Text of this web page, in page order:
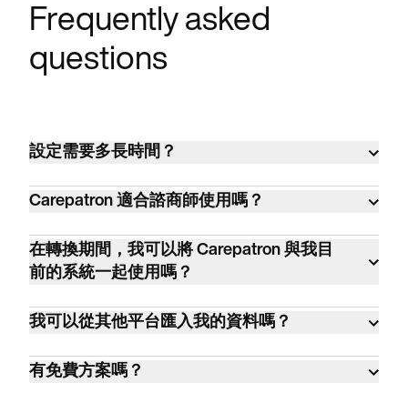
Frequently asked
questions
設定需要多長時間？
大多數諮商診所都能在一小時內完成設定並
開始運作。您可以從 CSV 檔案匯入個案資
料，或從頭開始。
Carepatron 適合諮商師使用嗎？
是的。Carepatron 已被超過 120 個國家、100
多種不同類型的臨床醫師使用，涵蓋行為健
康、專職醫療、醫療和健康診所，其中包括
數千名諮商師。
在轉換期間，我可以將 Carepatron 與我目
前的系統一起使用嗎？
是的。沒有合約或綁定。您可以同時運行兩
個系統，直到您準備好為止。開始使用是免
費的。
我可以從其他平台匯入我的資料嗎？
是的。您可以從 CSV、XLS 或 XLSX 檔案匯
入。Carepatron 還為 SimplePractice、
有免費方案嗎？